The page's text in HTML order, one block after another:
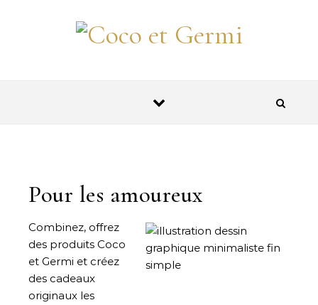
Pour les amoureux
Combinez, offrez
des produits Coco
et Germi et créez
des cadeaux
originaux les